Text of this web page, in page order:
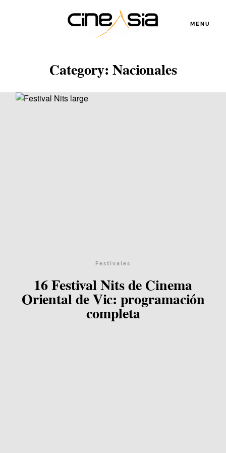
MENU
Category: Nacionales
Festivales
16 Festival Nits de Cinema
Oriental de Vic: programación
completa
Agenda